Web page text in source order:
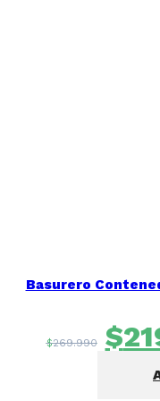
Basurero
$269.990 El
$